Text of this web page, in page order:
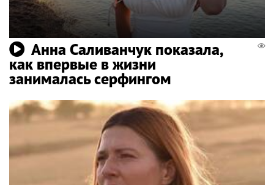
Анна Саливанчук показала,
как впервые в жизни
занималась серфингом